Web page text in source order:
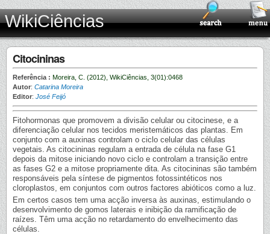
WikiCiências
Citocininas
Referência : Moreira, C. (2012), WikiCiências, 3(01):0468
Autor: Catarina Moreira
Editor: José Feijó
Fitohormonas que promovem a divisão celular ou citocinese, e a
diferenciação celular nos tecidos meristemáticos das plantas. Em
conjunto com a auxinas controlam o ciclo celular das células
vegetais. As citocininas regulam a entrada de célula na fase G1
depois da mitose iniciando novo ciclo e controlam a transição entre
as fases G2 e a mitose propriamente dita. As citocininas são também
responsáveis pela síntese de pigmentos fotossintéticos nos
cloroplastos, em conjuntos com outros factores abióticos como a luz.
Em certos casos tem uma acção inversa às auxinas, estimulando o
desenvolvimento de gomos laterais e inibição da ramificação de
raízes. Têm uma acção no retardamento do envelhecimento das
células.